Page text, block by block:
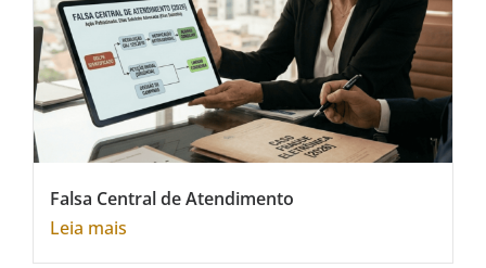
Falsa Central de Atendimento
Leia mais